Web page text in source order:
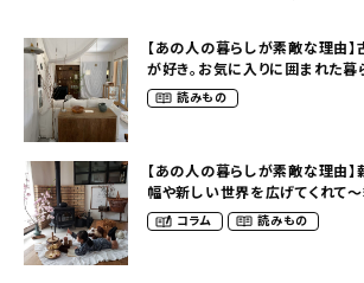
【あの人の暮らしが素敵な理由
が好き。お気に入りに囲まれた暮
（coon.uyuさん）
読みもの
【あの人の暮らしが素敵な理由
幅や新しい世界を広げてくれて
（urumi.alu.storyさん）
コラム 読みもの